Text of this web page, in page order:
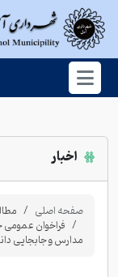
اخبار
صفحه اصلی
فراخوان
مدارس و جابجایی